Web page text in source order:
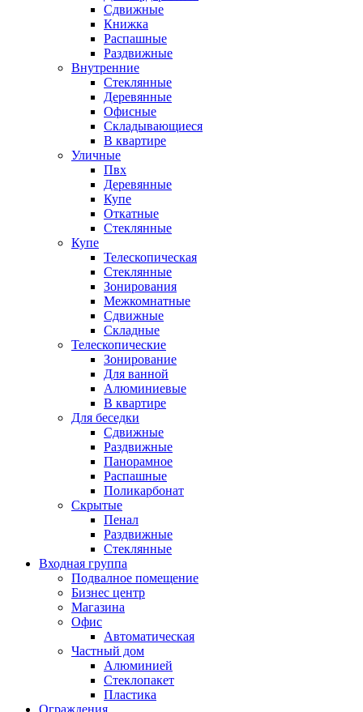
Сдвижные
Книжка
Распашные
Раздвижные
Внутренние
Стеклянные
Деревянные
Офисные
Складывающиеся
В квартире
Уличные
Пвх
Деревянные
Купе
Откатные
Стеклянные
Купе
Телескопическая
Стеклянные
Зонирования
Межкомнатные
Сдвижные
Складные
Телескопические
Зонирование
Для ванной
Алюминиевые
В квартире
Для беседки
Сдвижные
Раздвижные
Панорамное
Распашные
Поликарбонат
Скрытые
Пенал
Раздвижные
Стеклянные
Входная группа
Подвалное помещение
Бизнес центр
Магазина
Офис
Автоматическая
Частный дом
Алюминией
Стеклопакет
Пластика
Ограждения